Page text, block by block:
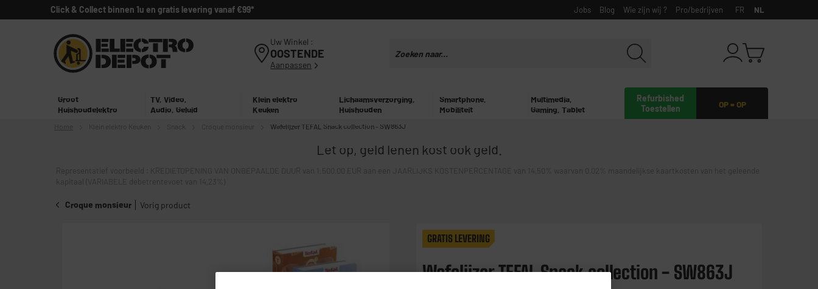
Click & Collect binnen 1u en gratis levering vanaf €99* Jobs Blog Wie zijn wij ? Pro/bedrijven FR NL
Uw Winkel :
OOSTENDE
Aanpassen
OP = OP
Refurbished
Toestellen
Groot
Huishoudelektro
TV, Video,
Audio, Geluid
Klein elektro
Keuken
Lichaamsverzorging,
Huishouden
Smartphone,
Mobiliteit
Multimedia,
Gaming, Tablet
Wafelijzer TEFAL Snack collection - SW863J
Let op, geld lenen kost ook geld.
Representatief voorbeeld : KREDIETOPENING VAN ONBEPAALDE DUUR van 1.500,00 EUR aan een JAARLIJKS KOSTENPERCENTAGE van 14,50% waarvan 0,02% maandelijkse kaartkosten van het geleende
kapitaal (VARIABELE debetrentevoet van 14,23%)
Croque monsieur Vorig product
GRATIS LEVERING
Wafelijzer TEFAL Snack collection - SW863J